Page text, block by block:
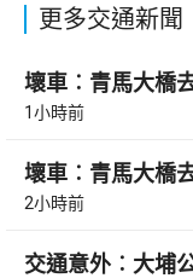
更多交通新聞
壞車︰青馬大橋
1小時前
壞車︰青馬大橋
2小時前
交通意外︰大埔